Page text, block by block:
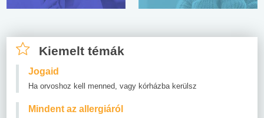
Kiemelt témák
Jogaid
Ha orvoshoz kell menned, vagy kórházba kerülsz
Mindent az allergiáról